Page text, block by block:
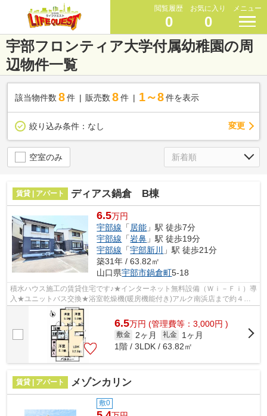
閲覧履歴
0
お気に入り
0
メニュー
宇部フロンティア大学付属幼稚園の周
辺物件一覧
該当物件数 8件 販売数 8 件 1～8 件を表示
絞り込み条件： なし 変更
空室のみ
賃貸 | アパート ディアス鍋倉 B棟
6.5万円
宇部線 「 居能 」駅 徒歩7分
宇部線 「岩鼻 」駅 徒歩19分
宇部線 「宇部新川
」駅 徒歩21分
築31年 / 63.82㎡
山口県宇部市鍋倉町5-18
積水ハウス施工の賃貸住宅です♪★インターネット無料設備（Ｗｉ－Ｆｉ）導
入★ユニットバス交換★浴室乾燥機(暖房機能付き)アルク南浜店まで約４４
３ｍ！！／セブンイレブン宇部藤曲店ま...
6.5万円 (管理費等：3,000円 )
敷金 2ヶ月 礼金
1ヶ月
1階 / 3LDK / 63.82㎡
賃貸 | アパート メゾンカリン
敷0